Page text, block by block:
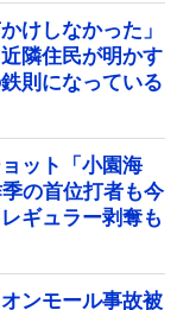
けしなかった」
隣住民が明かす
則になっている
ット「小園海
の首位打者も今
ギュラー剥奪も
ンモール事故被